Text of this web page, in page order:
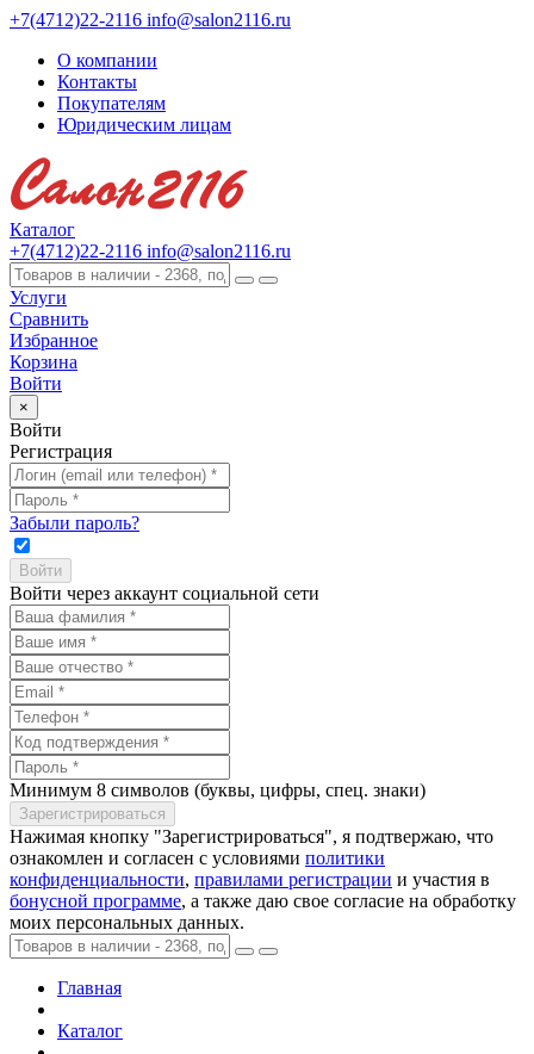
+7(4712)22-2116 info@salon2116.ru
О компании
Контакты
Покупателям
Юридическим лицам
Каталог
+7(4712)22-2116 info@salon2116.ru
Услуги
Сравнить
Избранное
Корзина
Войти
×
Войти
Регистрация
Забыли пароль?
Войти через аккаунт социальной сети
Минимум 8 символов (буквы, цифры, спец. знаки)
Нажимая кнопку "Зарегистрироваться", я подтвержаю, что
ознакомлен и согласен с условиями политики
конфиденциальности, правилами регистрации и участия в
бонусной программе, а также даю свое согласие на обработку
моих персональных данных.
Главная
Каталог